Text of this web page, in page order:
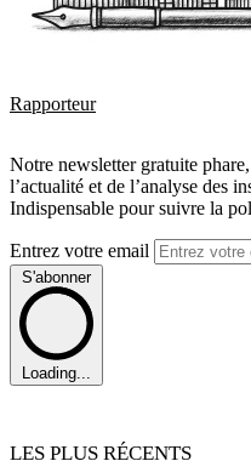
Rapporteur
Notre newsletter gratuite
l’actualité et de l’analyse des
Indispensable pour suivre la
Entrez votre email
S'abonner
Loading...
LES PLUS RÉCENTS